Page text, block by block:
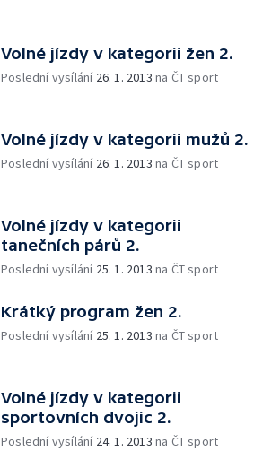
Volné jízdy v kategorii žen 2.
Poslední vysílání 26. 1. 2013 na ČT sport
Volné jízdy v kategorii mužů 2.
Poslední vysílání 26. 1. 2013 na ČT sport
Volné jízdy v kategorii
tanečních párů 2.
Poslední vysílání 25. 1. 2013 na ČT sport
Krátký program žen 2.
Poslední vysílání 25. 1. 2013 na ČT sport
Volné jízdy v kategorii
sportovních dvojic 2.
Poslední vysílání 24. 1. 2013 na ČT sport